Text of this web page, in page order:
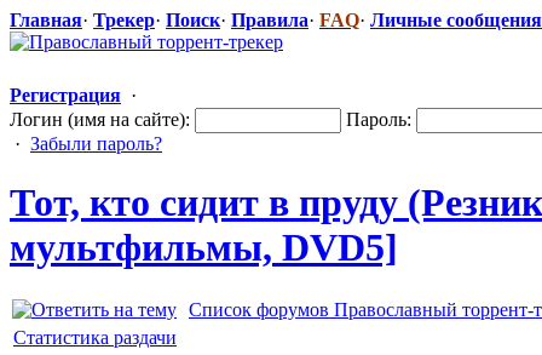
Главная· Трекер· Поиск· Правила· FAQ· Личные сообщения
Регистрация ·
Логин (имя на сайте):
Пароль:
· Забыли пароль?
Тот, кто сидит в пруду
мультфильмы, ​ DVD5]
Список форумов Православный торрент-
Статистика раздачи